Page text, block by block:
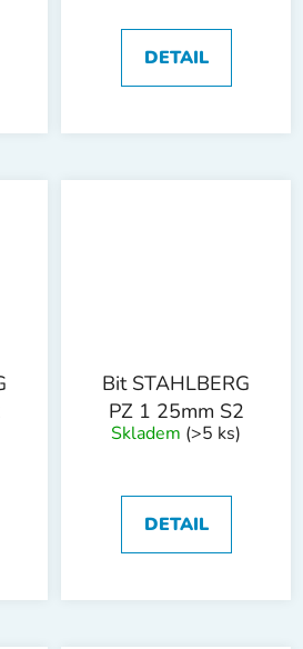
DETAIL
Bit STAHLBERG
PZ 1 25mm S2
Skladem (>5 ks)
DETAIL